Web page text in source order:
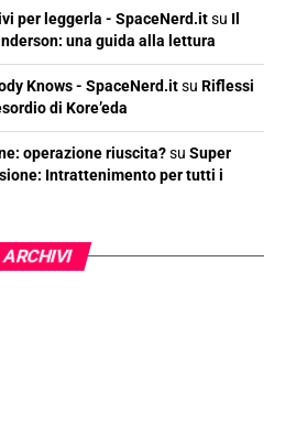
per leggerla - SpaceNerd.itsu Il
una guida alla lettura
Knows - SpaceNerd.itsu Riflessi
di Kore’eda
operazione riuscita?su Super
Intrattenimento per tutti i
ARCHIVI